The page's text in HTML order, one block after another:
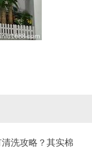
洗攻略？其实棉